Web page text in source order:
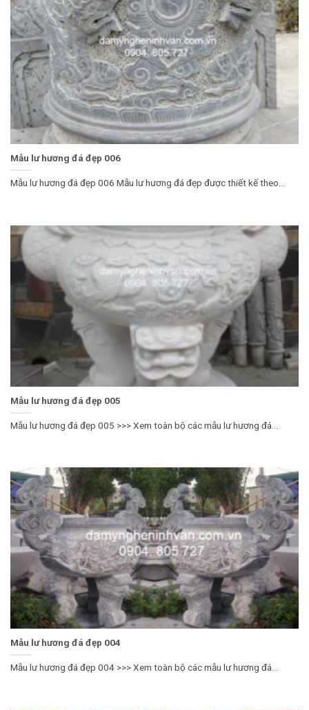
Mẫu lư hương đá đẹp 006
Mẫu lư hương đá đẹp 006 Mẫu lư hương đá đẹp được thiết kế theo...
Mẫu lư hương đá đẹp 005
Mẫu lư hương đá đẹp 005 >>> Xem toàn bộ các mẫu lư hương đá...
Mẫu lư hương đá đẹp 004
Mẫu lư hương đá đẹp 004 >>> Xem toàn bộ các mẫu lư hương đá...